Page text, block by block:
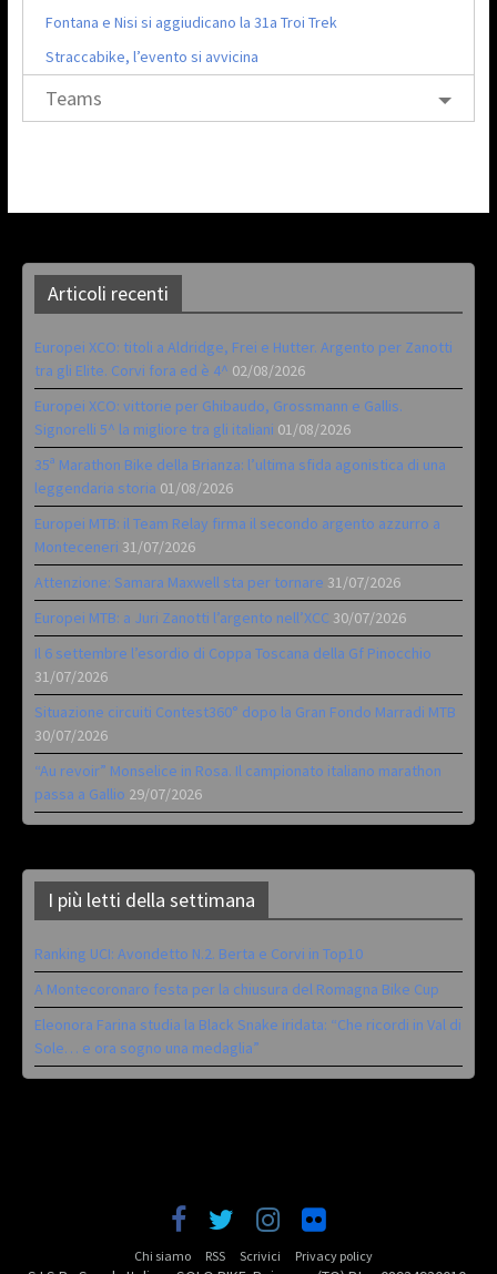
Fontana e Nisi si aggiudicano la 31a Troi Trek
Straccabike, l’evento si avvicina
Teams
Articoli recenti
Europei XCO: titoli a Aldridge, Frei e Hutter. Argento per Zanotti
tra gli Elite. Corvi fora ed è 4^ 02/08/2026
Europei XCO: vittorie per Ghibaudo, Grossmann e Gallis.
Signorelli 5^ la migliore tra gli italiani 01/08/2026
35ª Marathon Bike della Brianza: l’ultima sfida agonistica di una
leggendaria storia 01/08/2026
Europei MTB: il Team Relay firma il secondo argento azzurro a
Monteceneri 31/07/2026
Attenzione: Samara Maxwell sta per tornare 31/07/2026
Europei MTB: a Juri Zanotti l’argento nell’XCC 30/07/2026
Il 6 settembre l’esordio di Coppa Toscana della Gf Pinocchio
31/07/2026
Situazione circuiti Contest360° dopo la Gran Fondo Marradi MTB
30/07/2026
“Au revoir” Monselice in Rosa. Il campionato italiano marathon
passa a Gallio 29/07/2026
I più letti della settimana
Ranking UCI: Avondetto N.2. Berta e Corvi in Top10
A Montecoronaro festa per la chiusura del Romagna Bike Cup
Eleonora Farina studia la Black Snake iridata: “Che ricordi in Val di
Sole… e ora sogno una medaglia”
Chi siamo RSS Scrivici Privacy policy